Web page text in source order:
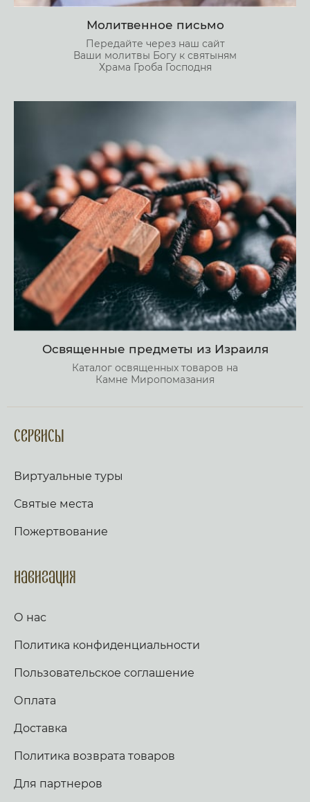
Молитвенное письмо
Передайте через наш сайт
Ваши молитвы Богу к святыням
Храма Гроба Господня
Освященные предметы из Израиля
Каталог освященных товаров на
Камне Миропомазания
Сервисы
Виртуальные туры
Святые места
Пожертвование
Навигация
О нас
Политика конфиденциальности
Пользовательское соглашение
Оплата
Доставка
Политика возврата товаров
Для партнеров